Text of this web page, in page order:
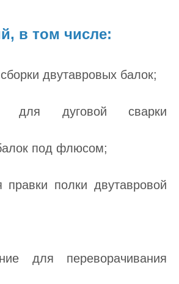
в том числе:
двутавровых балок;
дуговой сварки
под флюсом;
полки двутавровой
для переворачивания